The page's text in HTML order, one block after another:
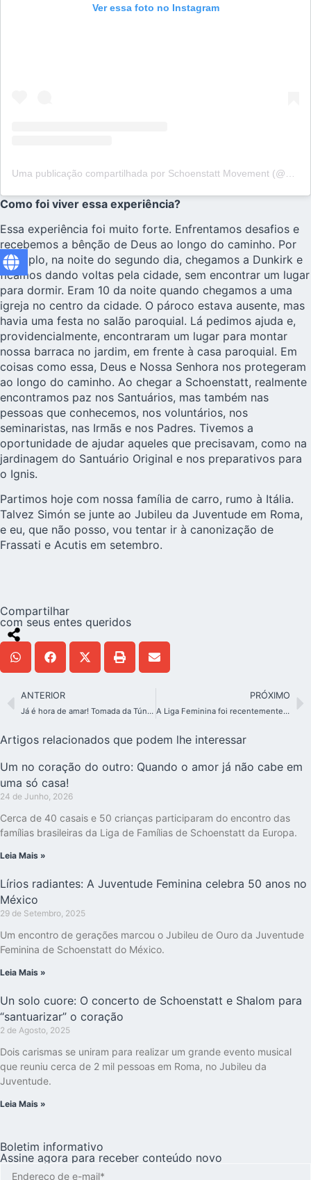
Ver essa foto no Instagram
Como foi viver essa experiência?
Essa experiência foi muito forte. Enfrentamos desafios e
recebemos a bênção de Deus ao longo do caminho. Por
exemplo, na noite do segundo dia, chegamos a Dunkirk e
ficamos dando voltas pela cidade, sem encontrar um lugar
para dormir. Eram 10 da noite quando chegamos a uma
igreja no centro da cidade. O pároco estava ausente, mas
havia uma festa no salão paroquial. Lá pedimos ajuda e,
providencialmente, encontraram um lugar para montar
nossa barraca no jardim, em frente à casa paroquial. Em
coisas como essa, Deus e Nossa Senhora nos protegeram
ao longo do caminho. Ao chegar a Schoenstatt, realmente
encontramos paz nos Santuários, mas também nas
pessoas que conhecemos, nos voluntários, nos
seminaristas, nas Irmãs e nos Padres. Tivemos a
oportunidade de ajudar aqueles que precisavam, como na
jardinagem do Santuário Original e nos preparativos para
o Ignis.
Partimos hoje com nossa família de carro, rumo à Itália.
Talvez Simón se junte ao Jubileu da Juventude em Roma,
e eu, que não posso, vou tentar ir à canonização de
Frassati e Acutis em setembro.
Compartilhar
com seus entes queridos
ANTERIOR
Já é hora de amar! Tomada da Túnica de Sião em Tupãrenda / Paraguai
PRÓXIMO
A Liga Feminina foi recentemente fundada em Roma e dá novos passos
Artigos relacionados que podem lhe interessar
Um no coração do outro: Quando o amor já não cabe em
uma só casa!
24 de Junho, 2026
Cerca de 40 casais e 50 crianças participaram do encontro das
famílias brasileiras da Liga de Famílias de Schoenstatt da Europa.
Leia Mais »
Lírios radiantes: A Juventude Feminina celebra 50 anos no
México
29 de Setembro, 2025
Um encontro de gerações marcou o Jubileu de Ouro da Juventude
Feminina de Schoenstatt do México.
Leia Mais »
Un solo cuore: O concerto de Schoenstatt e Shalom para
“santuarizar” o coração
2 de Agosto, 2025
Dois carismas se uniram para realizar um grande evento musical
que reuniu cerca de 2 mil pessoas em Roma, no Jubileu da
Juventude.
Leia Mais »
Boletim informativo
Assine agora para receber conteúdo novo